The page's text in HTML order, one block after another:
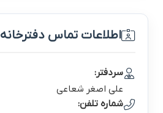
اطلاعات تماس دفترخانه
سردفتر:
علي اصغر شعاعي
شماره تلفن: